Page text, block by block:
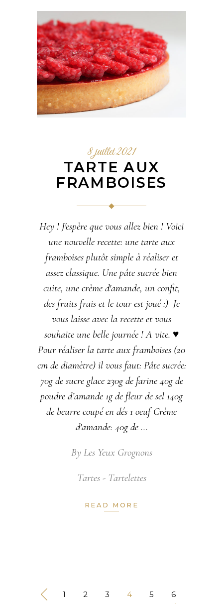
8 juillet 2021
TARTE AUX
FRAMBOISES
Hey ! J'espère que vous allez bien ! Voici
une nouvelle recette: une tarte aux
framboises plutôt simple à réaliser et
assez classique. Une pâte sucrée bien
cuite, une crème d'amande, un confit,
des fruits frais et le tour est joué :) Je
vous laisse avec la recette et vous
souhaite une belle journée ! A vite. ♥
Pour réaliser la tarte aux framboises (20
cm de diamètre) il vous faut: Pâte sucrée:
70g de sucre glace 230g de farine 40g de
poudre d’amande 1g de fleur de sel 140g
de beurre coupé en dés 1 oeuf Crème
d'amande: 40g de
By Les Yeux Grognons
Tartes - Tartelettes
READ MORE
1 2 3 4 5
6